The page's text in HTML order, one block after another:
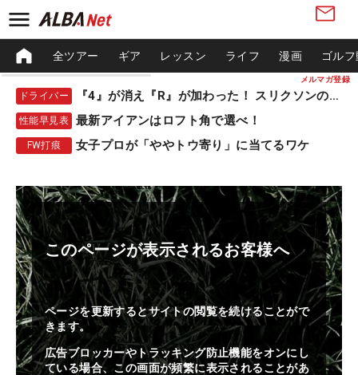
メルマガ登録
全ツアー ギア レッスン ライフ 漫画 ゴル
ドライバー 『4』が消え『R』が加わった！ スリクソンの新作
性能早見表 最新アイアンはロフト角で選べ！
FW打痕 女子プロが「ややトウ寄り」に当てるワケ
このページが表示されるお客様へ
ページを更新するとサイトの閲覧を続けることがで
きます。
広告ブロッカーやトラッキング防止機能をオンにし
ている場合、この画面が頻繁に表示されることがあ